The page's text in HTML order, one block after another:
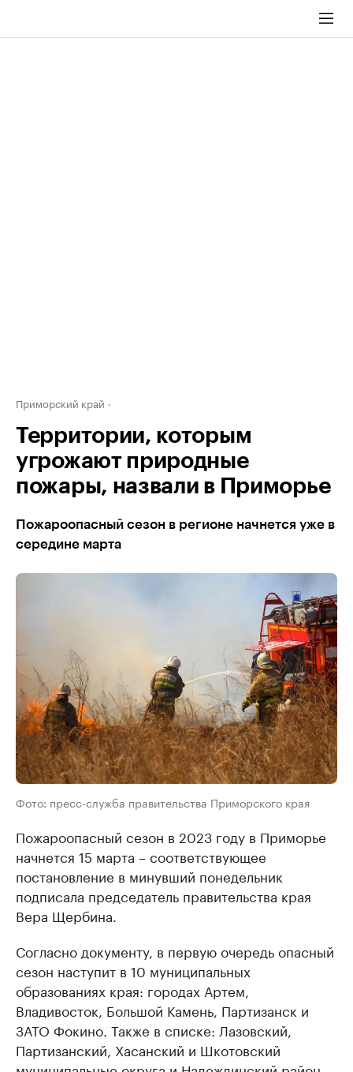
Приморский край
Территории, которым
угрожают природные
пожары, назвали в Приморье
Пожароопасный сезон в регионе начнется уже в
середине марта
Фото: пресс-служба правительства Приморского края
Пожароопасный сезон в 2023 году в Приморье
начнется 15 марта – соответствующее
постановление в минувший понедельник
подписала председатель правительства края
Вера Щербина.
Согласно документу, в первую очередь опасный
сезон наступит в 10 муниципальных
образованиях края: городах Артем,
Владивосток, Большой Камень, Партизанск и
ЗАТО Фокино. Также в списке: Лазовский,
Партизанский, Хасанский и Шкотовский